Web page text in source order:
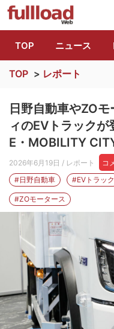
トラッ
TOP ニュース
TOP > レポート
日野自動車やZO
ィのEVトラック
E・MOBILITY
2026年6月19日 / レポート コ
#日野自動車
#EVトラック
#ZOモータース